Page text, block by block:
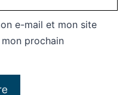
e-mail et mon site
prochain